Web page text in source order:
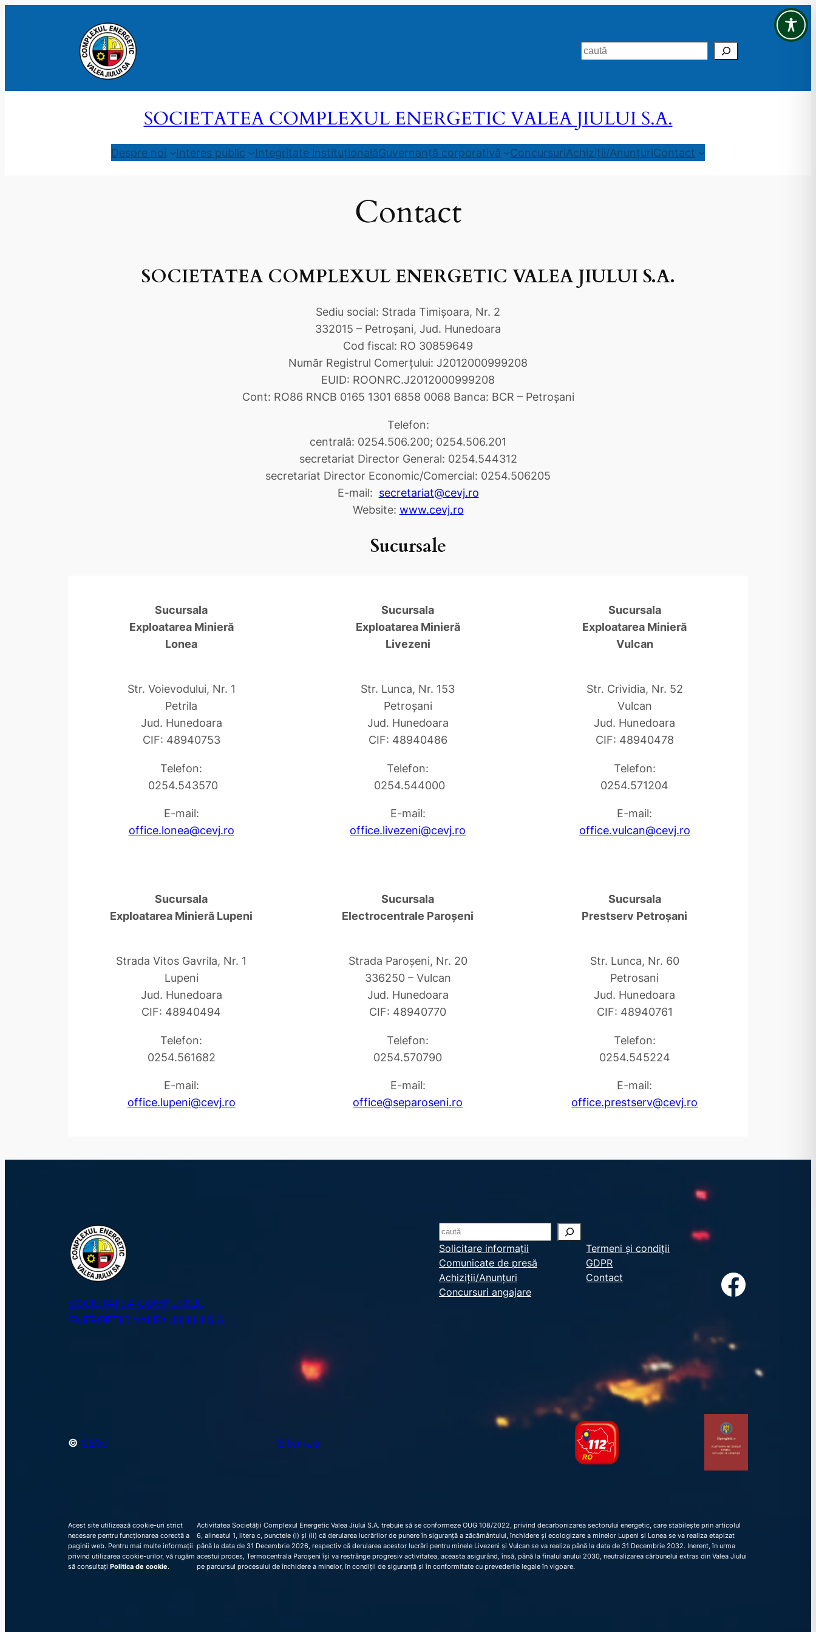
Search
SOCIETATEA COMPLEXUL ENERGETIC VALEA JIULUI S.A.
Despre noi Interes public Integritate instituționalăGuvernanță corporativă ConcursuriAchiziții/AnunțuriContact
Contact
SOCIETATEA COMPLEXUL ENERGETIC VALEA JIULUI S.A.
Sediu social: Strada Timişoara, Nr. 2
332015 – Petroşani, Jud. Hunedoara
Cod fiscal: RO 30859649
Număr Registrul Comerţului: J2012000999208
EUID: ROONRC.J2012000999208
Cont: RO86 RNCB 0165 1301 6858 0068 Banca: BCR – Petroşani
Telefon:
centrală: 0254.506.200; 0254.506.201
secretariat Director General: 0254.544312
secretariat Director Economic/Comercial: 0254.506205
E-mail: secretariat@cevj.ro
Website: www.cevj.ro
Sucursale
Sucursala
Exploatarea Minieră
Lonea
Str. Voievodului, Nr. 1
Petrila
Jud. Hunedoara
CIF: 48940753
Telefon:
0254.543570
E-mail:
office.lonea@cevj.ro
Sucursala
Exploatarea Minieră
Livezeni
Str. Lunca, Nr. 153
Petroşani
Jud. Hunedoara
CIF: 48940486
Telefon:
0254.544000
E-mail:
office.livezeni@cevj.ro
Sucursala
Exploatarea Minieră
Vulcan
Str. Crividia, Nr. 52
Vulcan
Jud. Hunedoara
CIF: 48940478
Telefon:
0254.571204
E-mail:
office.vulcan@cevj.ro
Sucursala
Exploatarea Minieră Lupeni
Strada Vitos Gavrila, Nr. 1
Lupeni
Jud. Hunedoara
CIF: 48940494
Telefon:
0254.561682
E-mail:
office.lupeni@cevj.ro
Sucursala
Electrocentrale Paroşeni
Strada Paroşeni, Nr. 20
336250 – Vulcan
Jud. Hunedoara
CIF: 48940770
Telefon:
0254.570790
E-mail:
office@separoseni.ro
Sucursala
Prestserv Petroşani
Str. Lunca, Nr. 60
Petrosani
Jud. Hunedoara
CIF: 48940761
Telefon:
0254.545224
E-mail:
office.prestserv@cevj.ro
SOCIETATEA COMPLEXUL
ENERGETIC VALEA JIULUI S.A.
S
e
a
r
c
Solicitare informații
Comunicate de presă
Achiziții/Anunțuri
Concursuri angajare
Termeni și condiții
GDPR
Contact
Facebook
© CEVJ Sitemap
Acest site utilizează cookie-uri strict
necesare pentru funcționarea corectă a
paginii web. Pentru mai multe informații
privind utilizarea cookie-urilor, vă rugăm
să consultați Politica de cookie.
Activitatea Societății Complexul Energetic Valea Jiului S.A. trebuie să se conformeze OUG 108/2022, privind decarbonizarea sectorului energetic, care stabilește prin articolul
6, alineatul 1, litera c, punctele (i) și (ii) că derularea lucrărilor de punere în siguranță a zăcământului, închidere și ecologizare a minelor Lupeni și Lonea se va realiza etapizat
până la data de 31 Decembrie 2026, respectiv că derularea acestor lucrări pentru minele Livezeni și Vulcan se va realiza până la data de 31 Decembrie 2032. Inerent, în urma
acestui proces, Termocentrala Paroșeni își va restrânge progresiv activitatea, aceasta asigurând, însă, până la finalul anului 2030, neutralizarea cărbunelui extras din Valea Jiului
pe parcursul procesului de închidere a minelor, în condiții de siguranță și în conformitate cu prevederile legale în vigoare.